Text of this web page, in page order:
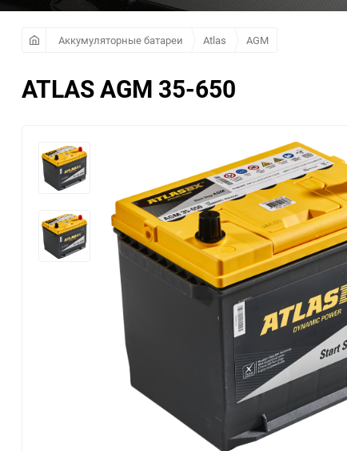
Аккумуляторные батареи Atlas AGM
ATLAS AGM 35-650